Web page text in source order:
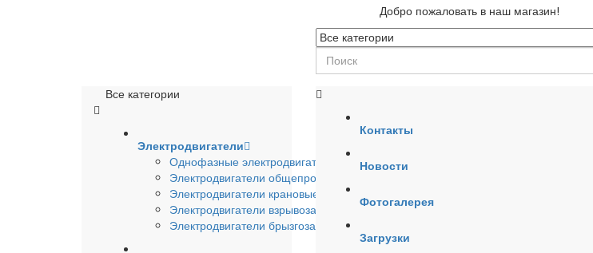
Добро пожаловать в наш магазин!
Все категории
Электродвигатели
Однофазные электродвигатели
Электродвигатели общепромышленные
Электродвигатели крановые
Электродвигатели взрывозащишенные
Электродвигатели брызгозащищенные
Контакты
Новости
Фотогалерея
Загрузки